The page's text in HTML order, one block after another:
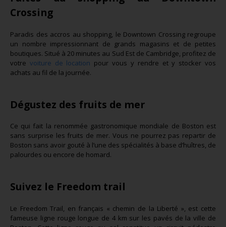
Crossing
Paradis des accros au shopping, le Downtown Crossing regroupe
un nombre impressionnant de grands magasins et de petites
boutiques. Situé à 20 minutes au Sud Est de Cambridge, profitez de
votre voiture de location pour vous y rendre et y stocker vos
achats au fil de la journée.
Dégustez des fruits de mer
Ce qui fait la renommée gastronomique mondiale de Boston est
sans surprise les fruits de mer. Vous ne pourrez pas repartir de
Boston sans avoir gouté à l’une des spécialités à base d’huîtres, de
palourdes ou encore de homard.
Suivez le Freedom trail
Le Freedom Trail, en français « chemin de la Liberté », est cette
fameuse ligne rouge longue de 4 km sur les pavés de la ville de